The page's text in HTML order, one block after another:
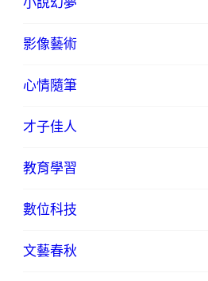
影像藝術
心情隨筆
才子佳人
教育學習
數位科技
文藝春秋